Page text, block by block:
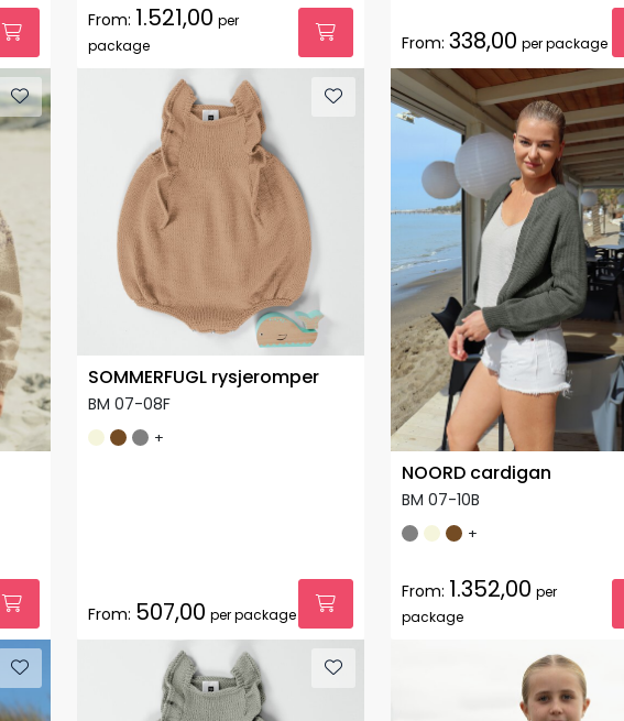
From: 1.521,00 per
package
From: 338,00 per package
SOMMERFUGL rysjeromper
BM 07-08F
+
From: 507,00 per package
NOORD cardigan
BM 07-10B
+
From: 1.352,00 per
package